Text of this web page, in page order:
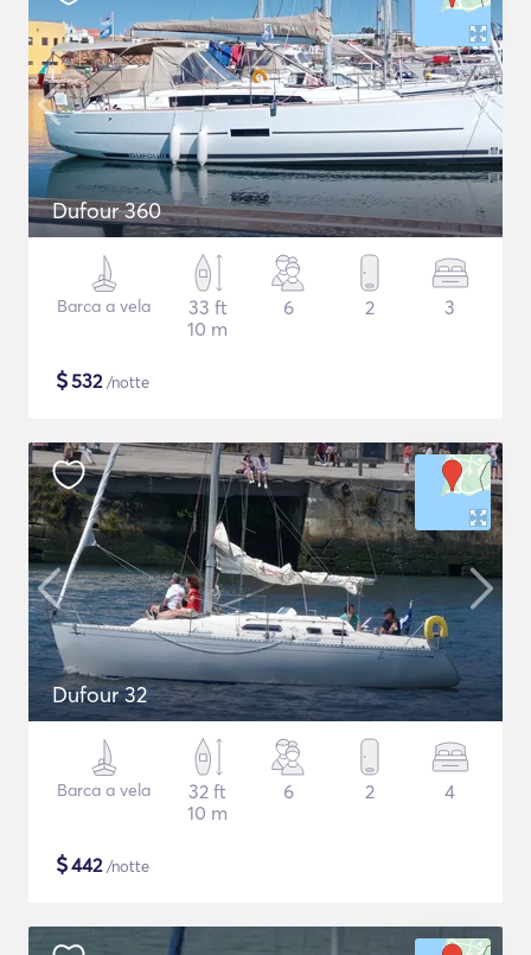
Dufour 360
Barca a vela
33 ft
10 m
6 2 3
$532/notte
Dufour 32
Barca a vela
32 ft
10 m
6 2 4
$442/notte